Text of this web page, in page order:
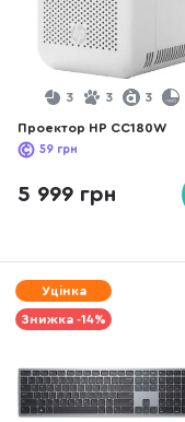
3 3 3
Проектор HP CC180W
59 грн
5 999 грн
Уцінка
Знижка -14%